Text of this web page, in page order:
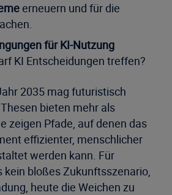
erneuern und für die
für KI-Nutzung
KI Entscheidungen treffen?
2035 mag futuristisch
bieten mehr als
zeigen Pfade, auf denen das
effizienter, menschlicher
werden kann. Für
kein bloßes Zukunftsszenario,
heute die Weichen zu